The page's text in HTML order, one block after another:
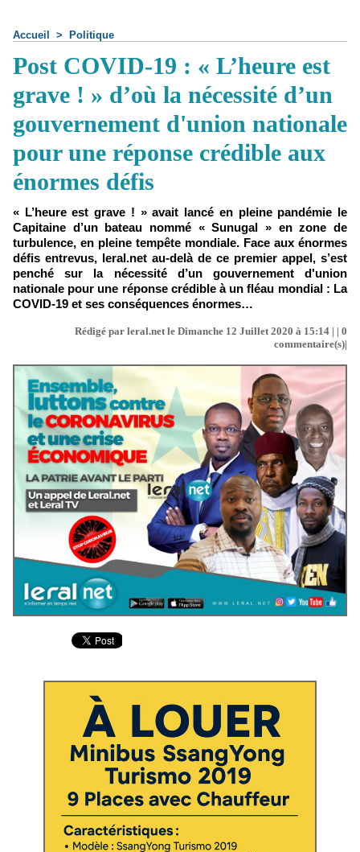
Accueil > Politique
Post COVID-19 : « L’heure est
grave ! » d’où la nécessité d’un
gouvernement d'union nationale
pour une réponse crédible aux
énormes défis
« L’heure est grave ! » avait lancé en pleine pandémie le
Capitaine d’un bateau nommé « Sunugal » en zone de
turbulence, en pleine tempête mondiale. Face aux énormes
défis entrevus, leral.net au-delà de ce premier appel, s’est
penché sur la nécessité d’un gouvernement d'union
nationale pour une réponse crédible à un fléau mondial : La
COVID-19 et ses conséquences énormes…
Rédigé par leral.net le Dimanche 12 Juillet 2020 à 15:14 | | 0
commentaire(s)|